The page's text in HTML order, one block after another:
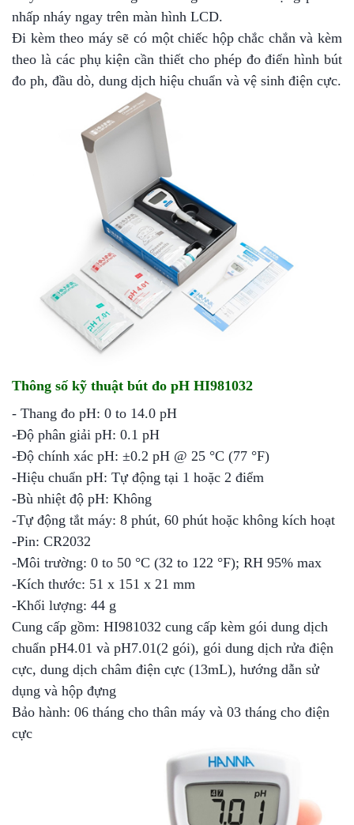
nhấp nháy ngay trên màn hình LCD.
Đi kèm theo máy sẽ có một chiếc hộp chắc chắn và kèm
theo là các phụ kiện cần thiết cho phép đo điển hình bút
đo ph, đầu dò, dung dịch hiệu chuẩn và vệ sinh điện cực.
Thông số kỹ thuật bút đo pH HI981032
- Thang đo pH: 0 to 14.0 pH
-Độ phân giải pH: 0.1 pH
-Độ chính xác pH: ±0.2 pH @ 25 °C (77 °F)
-Hiệu chuẩn pH: Tự động tại 1 hoặc 2 điểm
-Bù nhiệt độ pH: Không
-Tự động tắt máy: 8 phút, 60 phút hoặc không kích hoạt
-Pin: CR2032
-Môi trường: 0 to 50 °C (32 to 122 °F); RH 95% max
-Kích thước: 51 x 151 x 21 mm
-Khối lượng: 44 g
Cung cấp gồm: HI981032 cung cấp kèm gói dung dịch
chuẩn pH4.01 và pH7.01(2 gói), gói dung dịch rửa điện
cực, dung dịch châm điện cực (13mL), hướng dẫn sử
dụng và hộp đựng
Bảo hành: 06 tháng cho thân máy và 03 tháng cho điện
cực